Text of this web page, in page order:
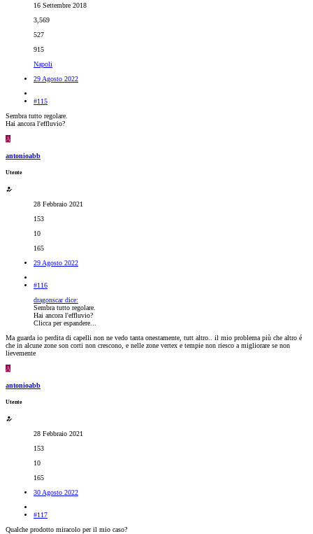
16 Settembre 2018
3,569
527
915
Napoli
29 Agosto 2022
#115
Sembra tutto regolare.
Hai ancora l'effluvio?
A
antonioabb
Utente
28 Febbraio 2021
153
10
165
29 Agosto 2022
#116
dragonscar dice:
Sembra tutto regolare.
Hai ancora l'effluvio?
Clicca per espandere...
Ma guarda io perdita di capelli non ne vedo tanta onestamente, tutt altro.. il mio problema più che altro é
che in alcune zone son corti non crescono, e nelle zone vertex e tempie non riesco a migliorare se non
lievemente
A
antonioabb
Utente
28 Febbraio 2021
153
10
165
30 Agosto 2022
#117
Qualche prodotto miracolo per il mio caso?